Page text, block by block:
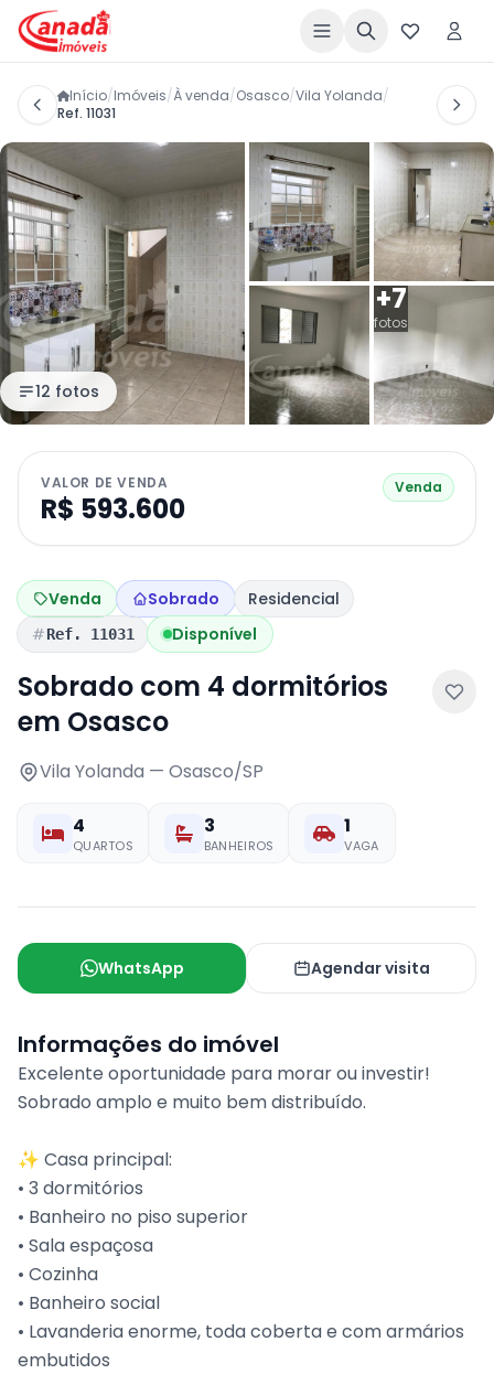
Início/Imóveis/À venda/Osasco/Vila Yolanda/
Ref. 11031
+7
fotos
12 fotos
VALOR DE VENDA
R$ 593.600
Venda
Venda Sobrado Residencial
Ref. 11031 Disponível
Sobrado com 4 dormitórios
em Osasco
Vila Yolanda — Osasco/SP
4
QUARTOS
3
BANHEIROS
1
VAGA
WhatsApp Agendar visita
Informações do imóvel
Excelente oportunidade para morar ou investir!
Sobrado amplo e muito bem distribuído.
✨ Casa principal:
• 3 dormitórios
• Banheiro no piso superior
• Sala espaçosa
• Cozinha
• Banheiro social
• Lavanderia enorme, toda coberta e com armários
embutidos